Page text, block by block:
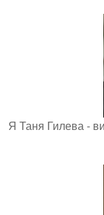
Я Таня Гилева -